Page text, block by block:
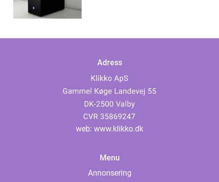
Adress
web: www.klikko.dk
Menu
Annonsering